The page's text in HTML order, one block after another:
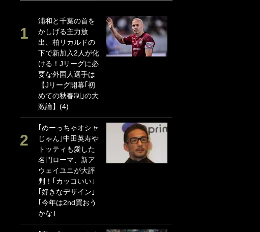
浦和と千葉の首を
かしげる主力放
出、柏リカルドの
下で新加入2人が化
ける！Jリーグに必
要な外国人選手は
【Jリーグ開幕｢初
めての秋春制｣の大
激論】(4)
｢めーっちゃオシャ
じゃん｣中田英寿や
トッティも愛した
名門ローマ、新ア
ウェイユニが大評
判！｢カッコいい｣
｢好きなデザイン｣
｢今年は2nd買おう
かな｣